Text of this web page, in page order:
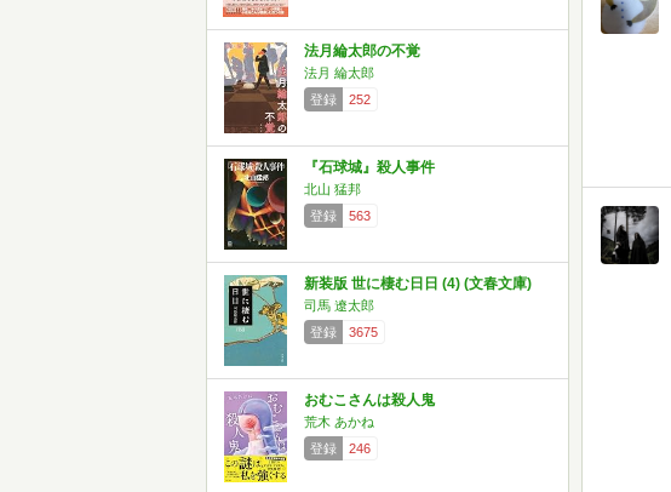
法月綸太郎の不覚
法月 綸太郎
登録
252
『石球城』殺人事件
北山 猛邦
登録
563
新装版 世に棲む日日 (4) (文春文庫)
司馬 遼太郎
登録
3675
おむこさんは殺人鬼
荒木 あかね
登録
246